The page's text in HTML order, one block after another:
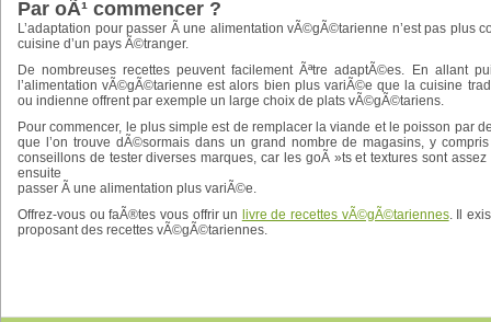
Par oÃ¹ commencer ?
L’adaptation pour passer Ã une alimentation vÃ©gÃ©tarienne n’est pas plus
cuisine d’un pays Ã©tranger.
De nombreuses recettes peuvent facilement Ãªtre adaptÃ©es. En allant
l’alimentation vÃ©gÃ©tarienne est alors bien plus variÃ©e que la cuisine
ou indienne offrent par exemple un large choix de plats vÃ©gÃ©tariens.
Pour commencer, le plus simple est de remplacer la viande et le poisson par
que l’on trouve dÃ©sormais dans un grand nombre de magasins, y
conseillons de tester diverses marques, car les goÃ »ts et textures sont
ensuite
passer Ã une alimentation plus variÃ©e.
Offrez-vous ou faÃ®tes vous offrir un livre de recettes vÃ©gÃ©tariennes. Il
proposant des recettes vÃ©gÃ©tariennes.